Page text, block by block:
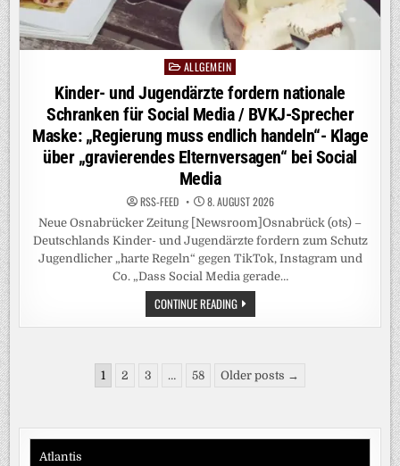
GEHT
IN
DIE
FALSCHE
RICHTUNG“
PostedALLGEMEIN
Kinder- und Jugendärzte fordern nationale
Schranken für Social Media / BVKJ-Sprecher
Maske: „Regierung muss endlich handeln“- Klage
über „gravierendes Elternversagen“ bei Social
Media
RSS-FEED 8. AUGUST 2026
Neue Osnabrücker Zeitung [Newsroom]Osnabrück (ots) –
Deutschlands Kinder- und Jugendärzte fordern zum Schutz
Jugendlicher „harte Regeln“ gegen TikTok, Instagram und
Co. „Dass Social Media gerade…
CONTINUE READINGKINDER-
UND
JUGENDÄRZTE
FÜR
SOCIAL
SPRECHER
MASKE:
Seitennummerierung
Beiträge
1 2 3 … 58 Older posts →
Atlantis